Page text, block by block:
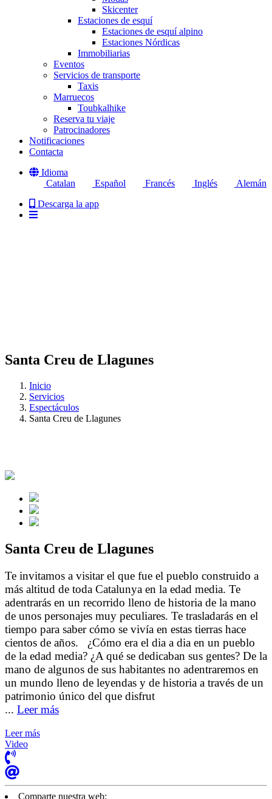
Skicenter
Estaciones de esquí
Estaciones de esquí alpino
Estaciones Nórdicas
Immobiliarias
Eventos
Servicios de transporte
Taxis
Marruecos
Toubkalhike
Reserva tu viaje
Patrocinadores
Notificaciones
Contacta
Idioma
Catalan
Español Francés Inglés
Alemán
Descarga la app
Santa Creu de Llagunes
Inicio
Servicios
Espectáculos
Santa Creu de Llagunes
Santa Creu de Llagunes
Te invitamos a visitar el que fue el pueblo construido a
más altitud de toda Catalunya en la edad media. Te
adentrarás en un recorrido lleno de historia de la mano
de unos personajes muy peculiares. Te trasladarás en el
tiempo para saber cómo se vivía en estas tierras hace
cientos de años. ¿Cómo era el dia a dia en un pueblo
de la edad media? ¿A qué se dedicaban sus gentes? De la
mano de algunos de sus habitantes no adentraremos en
un mundo lleno de leyendas y de historia a través de un
patrimonio único del que disfrut
... Leer más
Leer más
Video
Comparte nuestra web: